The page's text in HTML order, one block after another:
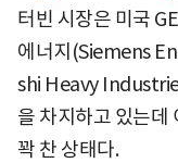
터빈 시장은 미국
에너지(Siemens
shi Heavy
을 차지하고 있는데
꽉 찬 상태다.